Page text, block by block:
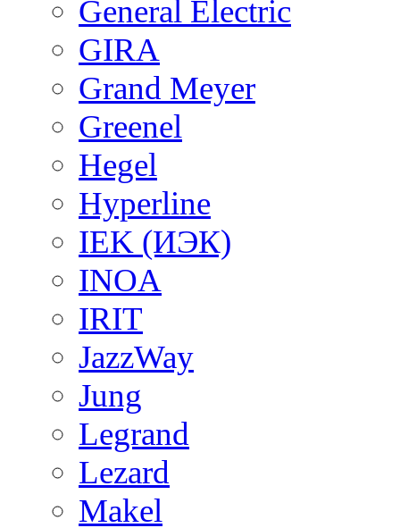
General Electric
GIRA
Grand Meyer
Greenel
Hegel
Hyperline
IEK (ИЭК)
INOA
IRIT
JazzWay
Jung
Legrand
Lezard
Makel